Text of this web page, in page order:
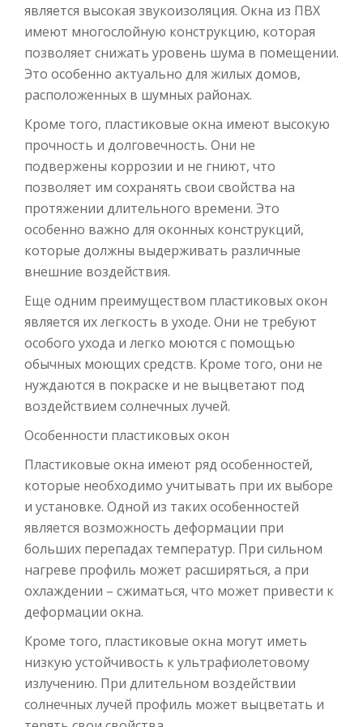
является высокая звукоизоляция. Окна из ПВХ
имеют многослойную конструкцию, которая
позволяет снижать уровень шума в помещении.
Это особенно актуально для жилых домов,
расположенных в шумных районах.
Кроме того, пластиковые окна имеют высокую
прочность и долговечность. Они не
подвержены коррозии и не гниют, что
позволяет им сохранять свои свойства на
протяжении длительного времени. Это
особенно важно для оконных конструкций,
которые должны выдерживать различные
внешние воздействия.
Еще одним преимуществом пластиковых окон
является их легкость в уходе. Они не требуют
особого ухода и легко моются с помощью
обычных моющих средств. Кроме того, они не
нуждаются в покраске и не выцветают под
воздействием солнечных лучей.
Особенности пластиковых окон
Пластиковые окна имеют ряд особенностей,
которые необходимо учитывать при их выборе
и установке. Одной из таких особенностей
является возможность деформации при
больших перепадах температур. При сильном
нагреве профиль может расширяться, а при
охлаждении – сжиматься, что может привести к
деформации окна.
Кроме того, пластиковые окна могут иметь
низкую устойчивость к ультрафиолетовому
излучению. При длительном воздействии
солнечных лучей профиль может выцветать и